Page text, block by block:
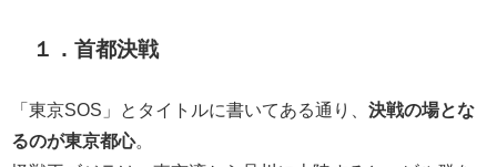
１．首都決戦
「東京SOS」とタイトルに書いてある通り、 決戦の場とな
るのが東京都心。